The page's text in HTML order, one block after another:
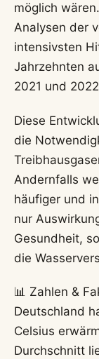
möglich
Analysen der
intensivsten
Jahrzehnten
2021 und
Diese
die
Andernfalls
häufiger und
nur
Gesundheit,
die
📊 Zahlen &
Deutschland
Celsius
Durchschnitt